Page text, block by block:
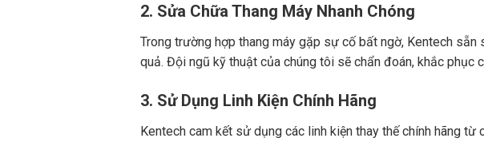
2. Sửa Chữa Thang Máy Nhanh Chóng
Trong trường hợp thang máy gặp sự cố bất ngờ, Kentech sẵn
quả. Đội ngũ kỹ thuật của chúng tôi sẽ chẩn đoán, khắc phục
3. Sử Dụng Linh Kiện Chính Hãng
Kentech cam kết sử dụng các linh kiện thay thế chính hãng